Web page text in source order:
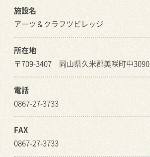
施設名
アーツ＆クラフツビレッジ
所在地
〒709-3407 岡山県久米郡美咲町中3090
電話
0867-27-3733
FAX
0867-27-3733